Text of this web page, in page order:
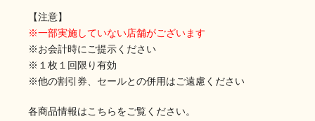
【注意】
※一部実施していない店舗がございます
※お会計時にご提示ください
※１枚１回限り有効
※他の割引券、セールとの併用はご遠慮ください
各商品情報はこちらをご覧ください。